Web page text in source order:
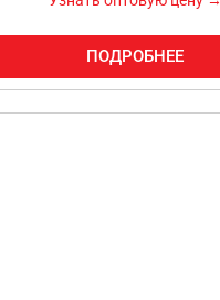
ПОДРОБНЕЕ